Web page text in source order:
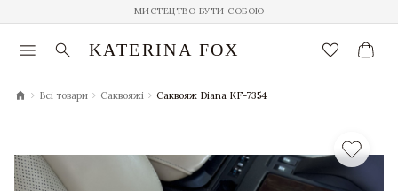
МИСТЕЦТВО БУТИ СОБОЮ
menu search KATERINA FOX favorite_border
chevron_right Всі товари chevron_right Саквояжі chevron_right Саквояж Diana KF-7354